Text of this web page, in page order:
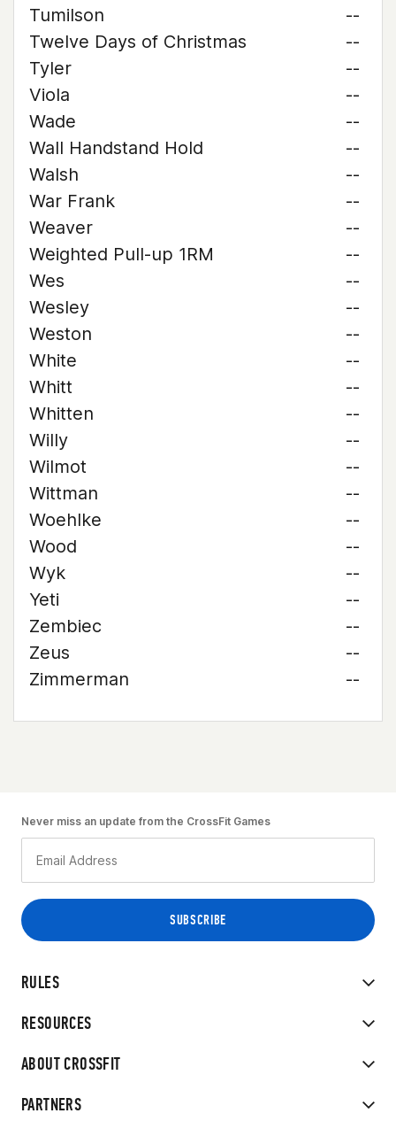
Tumilson
--
Twelve Days of Christmas
--
Tyler
--
Viola
--
Wade
--
Wall Handstand Hold
--
Walsh
--
War Frank
--
Weaver
--
Weighted Pull-up 1RM
--
Wes
--
Wesley
--
Weston
--
White
--
Whitt
--
Whitten
--
Willy
--
Wilmot
--
Wittman
--
Woehlke
--
Wood
--
Wyk
--
Yeti
--
Zembiec
--
Zeus
--
Zimmerman
--
RULES
RESOURCES
ABOUT CROSSFIT
PARTNERS
Never miss an update from the CrossFit Games